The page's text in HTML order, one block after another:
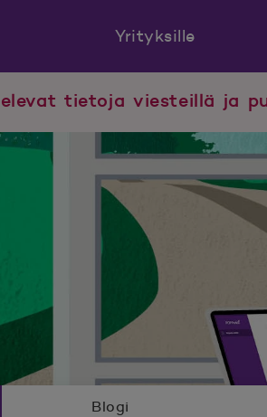
Yrityksille
tietoja viesteillä ja
Blogi